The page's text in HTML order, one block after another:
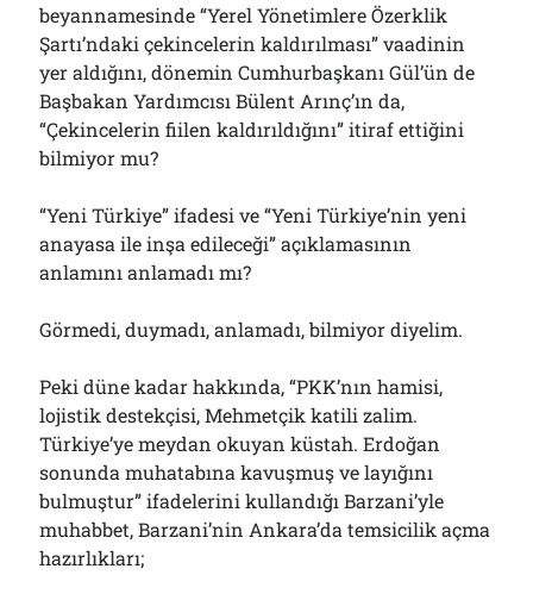
beyannamesinde “Yerel Yönetimlere Özerklik
Şartı’ndaki çekincelerin kaldırılması” vaadinin
yer aldığını, dönemin Cumhurbaşkanı Gül’ün de
Başbakan Yardımcısı Bülent Arınç’ın da,
“Çekincelerin fiilen kaldırıldığını” itiraf ettiğini
bilmiyor mu?
“Yeni Türkiye” ifadesi ve “Yeni Türkiye’nin yeni
anayasa ile inşa edileceği” açıklamasının
anlamını anlamadı mı?
Görmedi, duymadı, anlamadı, bilmiyor diyelim.
Peki düne kadar hakkında, “PKK’nın hamisi,
lojistik destekçisi, Mehmetçik katili zalim.
Türkiye’ye meydan okuyan küstah. Erdoğan
sonunda muhatabına kavuşmuş ve layığını
bulmuştur” ifadelerini kullandığı Barzani’yle
muhabbet, Barzani’nin Ankara’da temsicilik açma
hazırlıkları;